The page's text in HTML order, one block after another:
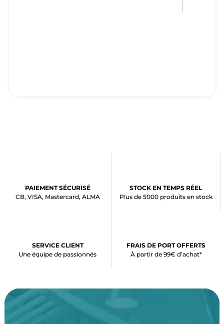
PAIEMENT SÉCURISÉ
CB, VISA, Mastercard, ALMA
STOCK EN TEMPS RÉEL
Plus de 5000 produits en stock
SERVICE CLIENT
Une équipe de passionnés
FRAIS DE PORT OFFERTS
À partir de 99€ d’achat*